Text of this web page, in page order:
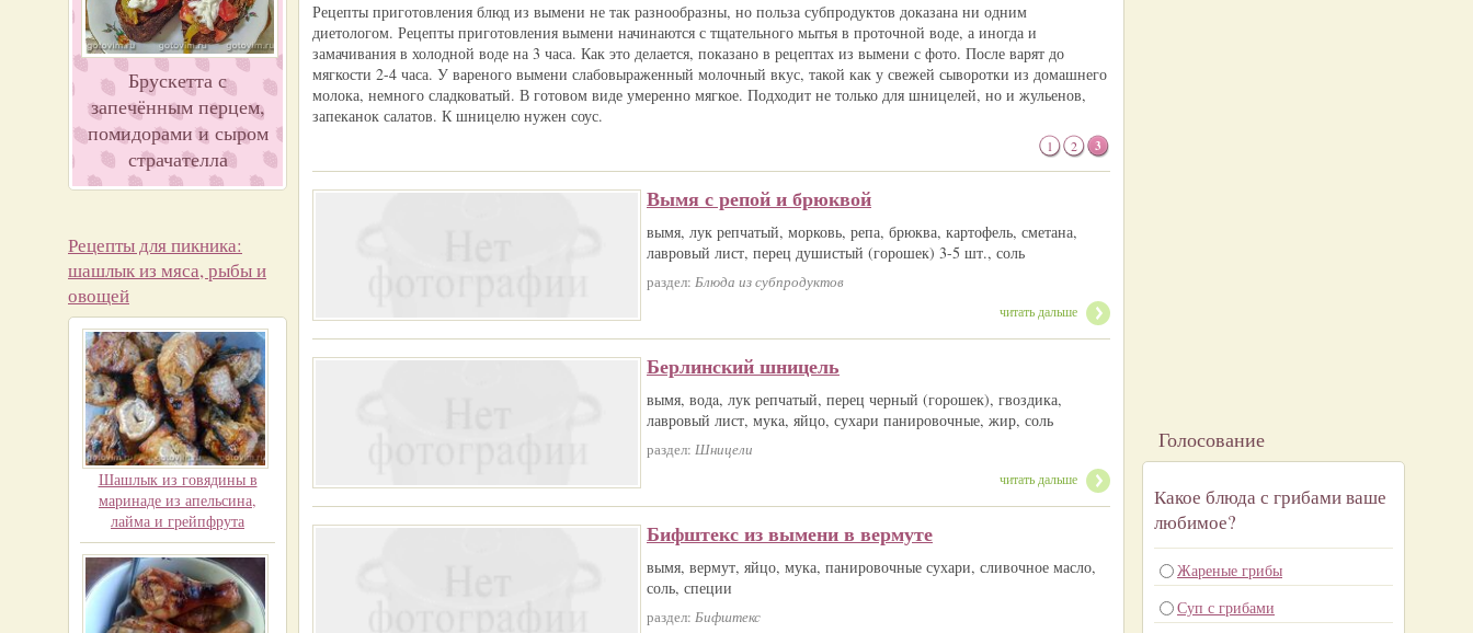
Брускетта с
запечённым перцем,
помидорами и сыром
страчателла
Рецепты для пикника:
шашлык из мяса, рыбы и
овощей
Шашлык из говядины в
маринаде из апельсина,
лайма и грейпфрута
Рецепты приготовления блюд из вымени не так разнообразны, но польза субпродуктов доказана ни одним
диетологом. Рецепты приготовления вымени начинаются с тщательного мытья в проточной воде, а иногда и
замачивания в холодной воде на 3 часа. Как это делается, показано в рецептах из вымени с фото. После варят до
мягкости 2-4 часа. У вареного вымени слабовыраженный молочный вкус, такой как у свежей сыворотки из домашнего
молока, немного сладковатый. В готовом виде умеренно мягкое. Подходит не только для шницелей, но и жульенов,
запеканок салатов. К шницелю нужен соус.
1 2 3
Вымя с репой и брюквой
вымя, лук репчатый, морковь, репа, брюква, картофель, сметана,
лавровый лист, перец душистый (горошек) 3-5 шт., соль
раздел: Блюда из субпродуктов
читать дальше
Берлинский шницель
вымя, водa, лук репчатый, перец черный (горошек), гвоздика,
лавровый лист, мукa, яйцо, сухари панировочные, жир, соль
раздел: Шницели
читать дальше
Бифштекс из вымени в вермуте
вымя, вермут, яйцо, мука, панировочные сухари, сливочное масло,
соль, специи
раздел: Бифштекс
Голосование
Какое блюда с грибами ваше
любимое?
Жареные грибы
Суп с грибами